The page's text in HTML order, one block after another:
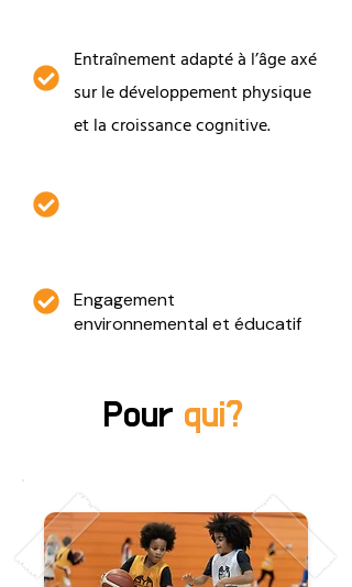
Entraînement adapté à l’âge axé
sur le développement physique
et la croissance cognitive.
Engagement
environnemental et éducatif
Pour qui?